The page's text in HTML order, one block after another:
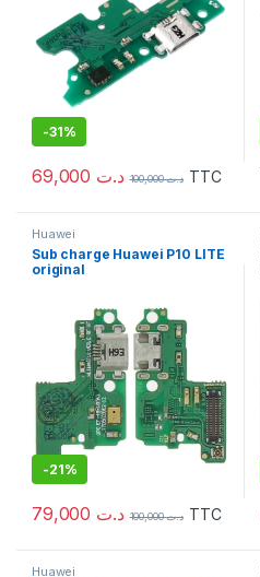
-31%
د.ت د.ت100,000 TTC
Huawei
Sub charge Huawei P10 LITE
original
-21%
د.ت د.ت100,000 TTC
Huawei